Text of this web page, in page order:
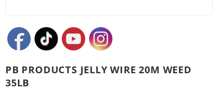
PB PRODUCTS JELLY WIRE 20M WEED
35LB